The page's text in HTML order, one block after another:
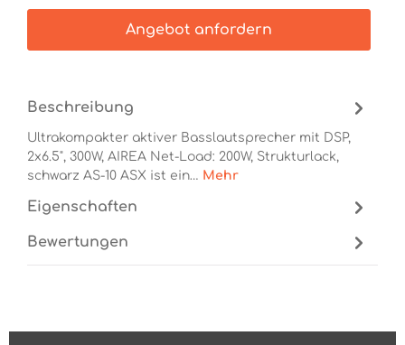
Angebot anfordern
Beschreibung
Ultrakompakter aktiver Basslautsprecher mit DSP,
2x6.5", 300W, AIREA Net-Load: 200W, Strukturlack,
schwarz AS-10 ASX ist ein… Mehr
Eigenschaften
Bewertungen